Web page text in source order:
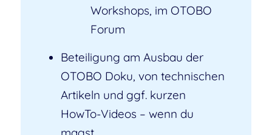
Workshops, im OTOBO
Forum
Beteiligung am Ausbau der
OTOBO Doku, von technischen
Artikeln und ggf. kurzen
HowTo-Videos – wenn du